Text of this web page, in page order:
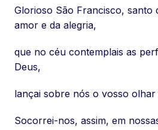
Glorioso São Francisco, santo
amor e da alegria,
que no céu contemplais as
Deus,
lançai sobre nós o vosso olhar
Socorrei-nos, assim, em